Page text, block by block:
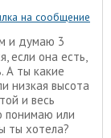
на сообщение
и думаю 3
если она есть,
А ты какие
низкая высота
и весь
понимаю или
ты хотела?